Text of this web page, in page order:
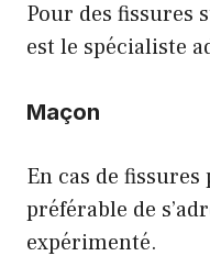
Pour des fissures
est le spécialiste
Maçon
En cas de
préférable de
expérimenté.